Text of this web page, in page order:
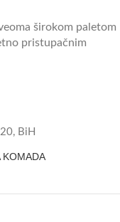
širokom paletom
pristupačnim
BiH
KOMADA